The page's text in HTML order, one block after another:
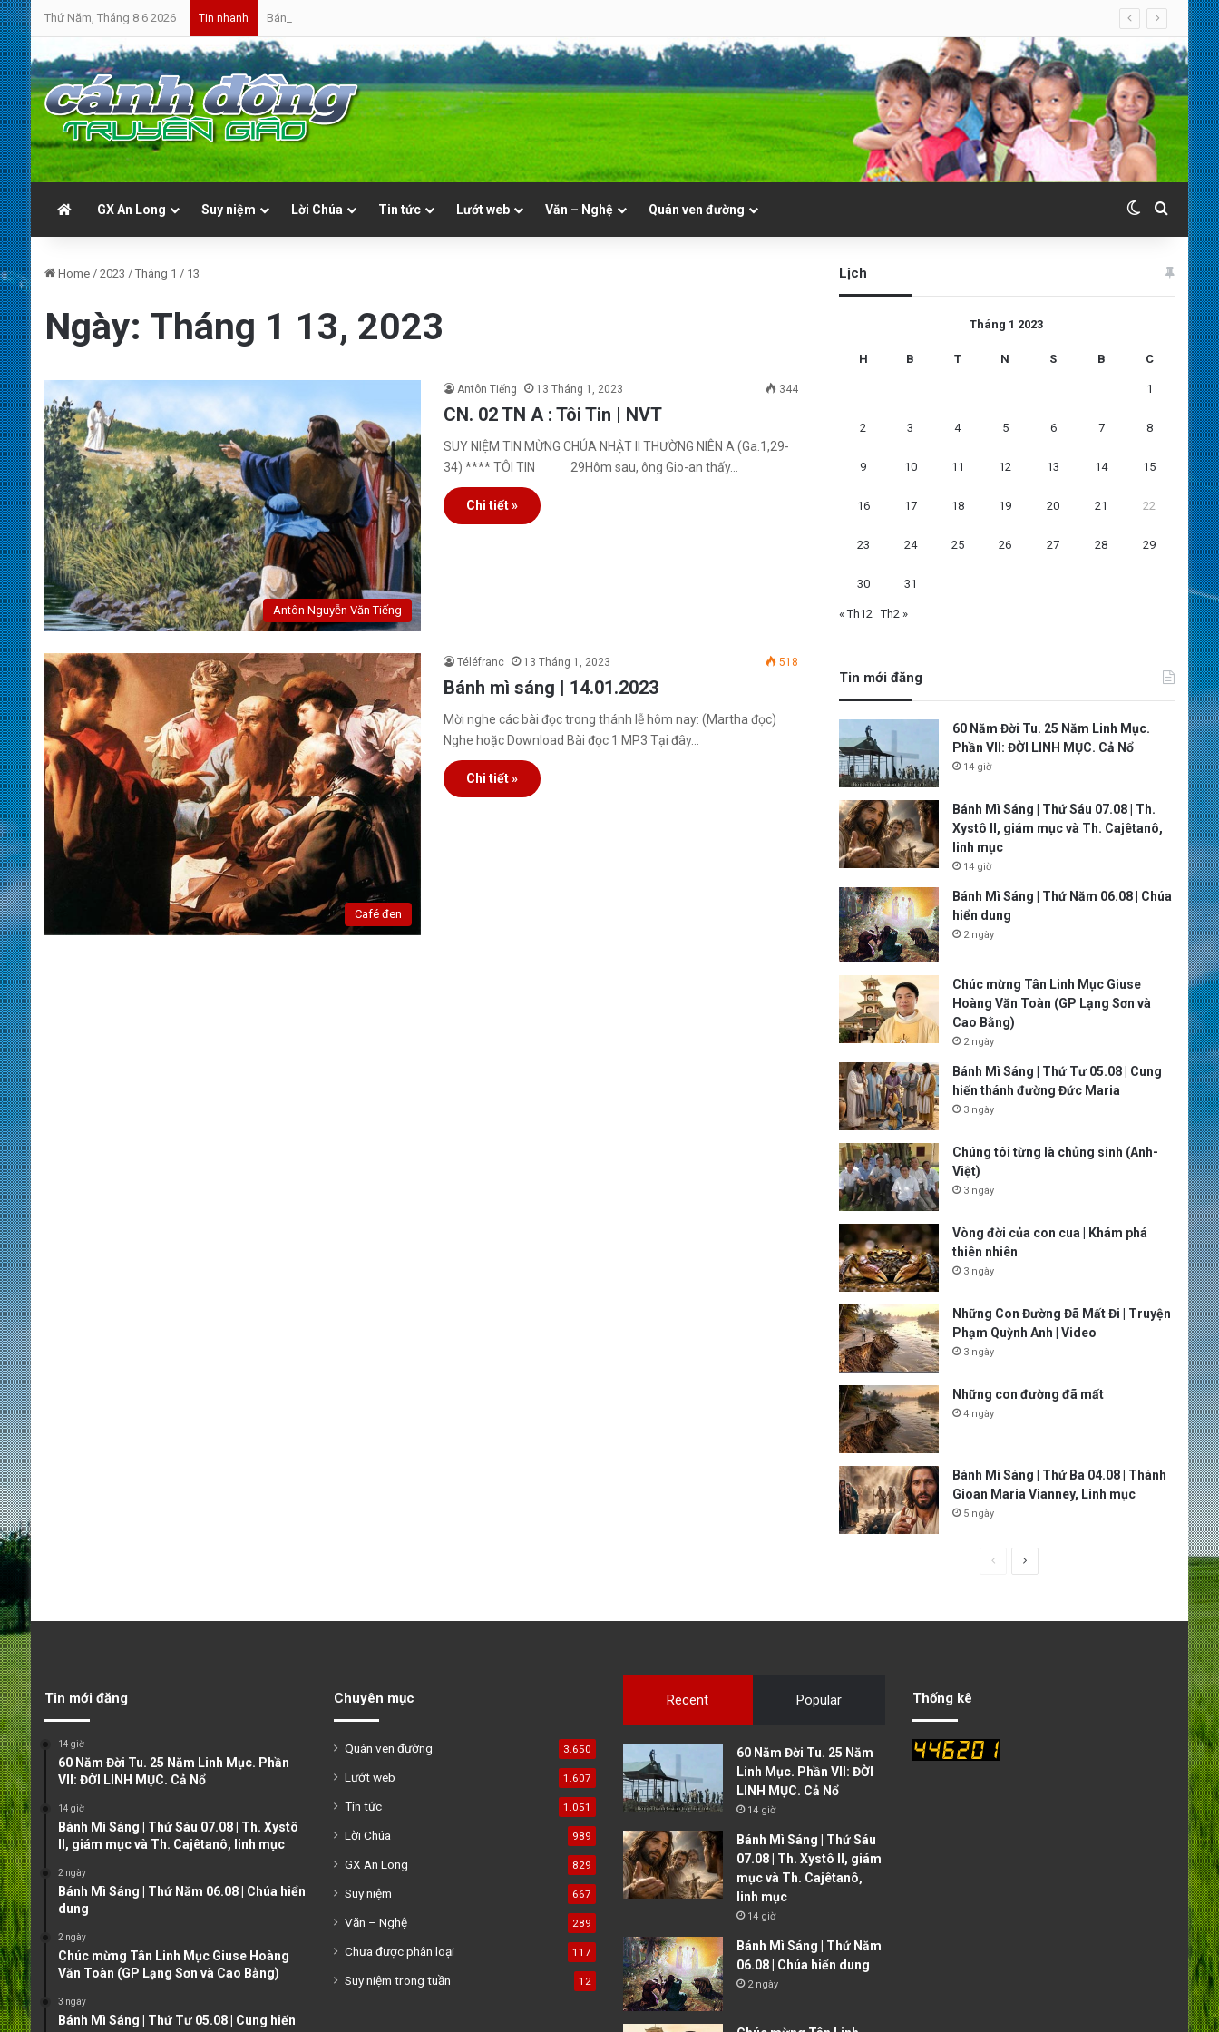
Thứ Năm, Tháng 8 6 2026 Tin nhanh Bánh Mì Sáng | Thứ Sáu 07.08 | Th. Xystô II, giám mục và Th. Cajêtanô, linh mục
GX An Long Suy niệm Lời Chúa Tin tức Lướt web Văn – Nghệ Quán ven đường Switch skin
Search
Home / 2023 / Tháng 1 / 13
Ngày: Tháng 1 13, 2023
Antôn Nguyễn Văn Tiếng
Antôn Tiếng 13 Tháng 1, 2023 344
CN. 02 TN A : Tôi Tin | NVT
SUY NIỆM TIN MỪNG CHÚA NHẬT II THƯỜNG NIÊN A (Ga.1,29-
34) **** TÔI TIN 29Hôm sau, ông Gio-an thấy…
Chi tiết »
Café đen
Téléfranc 13 Tháng 1, 2023 518
Bánh mì sáng | 14.01.2023
Mời nghe các bài đọc trong thánh lễ hôm nay: (Martha đọc)
Nghe hoặc Download Bài đọc 1 MP3 Tại đây…
Chi tiết »
Lịch
Tháng 1 2023
H B T N S B C
1
2 3 4 5 6 7 8
9 10 11 12 13 14 15
16 17 18 19 20 21 22
23 24 25 26 27 28 29
30 31
« Th12 Th2 »
Tin mới đăng
60 Năm Đời Tu. 25 Năm Linh Mục.
Phần VII: ĐỜI LINH MỤC. Cả Nổ
14 giờ
Bánh Mì Sáng | Thứ Sáu 07.08 | Th.
Xystô II, giám mục và Th. Cajêtanô,
linh mục
14 giờ
Bánh Mì Sáng | Thứ Năm 06.08 | Chúa
hiển dung
2 ngày
Chúc mừng Tân Linh Mục Giuse
Hoàng Văn Toàn (GP Lạng Sơn và
Cao Bằng)
2 ngày
Bánh Mì Sáng | Thứ Tư 05.08 | Cung
hiến thánh đường Đức Maria
3 ngày
Chúng tôi từng là chủng sinh (Anh-
Việt)
3 ngày
Vòng đời của con cua | Khám phá
thiên nhiên
3 ngày
Những Con Đường Đã Mất Đi | Truyện
Phạm Quỳnh Anh | Video
3 ngày
Những con đường đã mất
4 ngày
Bánh Mì Sáng | Thứ Ba 04.08 | Thánh
Gioan Maria Vianney, Linh mục
5 ngày
s
p
Tin mới đăng
14 giờ
60 Năm Đời Tu. 25 Năm Linh Mục. Phần
VII: ĐỜI LINH MỤC. Cả Nổ
14 giờ
Bánh Mì Sáng | Thứ Sáu 07.08 | Th. Xystô
II, giám mục và Th. Cajêtanô, linh mục
2 ngày
Bánh Mì Sáng | Thứ Năm 06.08 | Chúa hiển
dung
2 ngày
Chúc mừng Tân Linh Mục Giuse Hoàng
Văn Toàn (GP Lạng Sơn và Cao Bằng)
3 ngày
Bánh Mì Sáng | Thứ Tư 05.08 | Cung hiến
Chuyên mục
Quán ven đường 3.650
Lướt web 1.607
Tin tức 1.051
Lời Chúa 989
GX An Long 829
Suy niệm 667
Văn – Nghệ 289
Chưa được phân loại 117
Suy niệm trong tuần 12
Recent Popular
60 Năm Đời Tu. 25 Năm
Linh Mục. Phần VII: ĐỜI
LINH MỤC. Cả Nổ
14 giờ
Bánh Mì Sáng | Thứ Sáu
07.08 | Th. Xystô II, giám
mục và Th. Cajêtanô,
linh mục
14 giờ
Bánh Mì Sáng | Thứ Năm
06.08 | Chúa hiển dung
2 ngày
Thống kê